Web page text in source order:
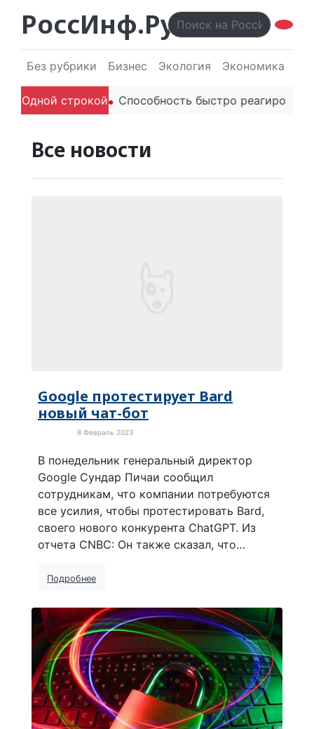
РоссИнф.Ру
Без рубрики Бизнес Экология Экономика
Одной строкой
в речи Способность быстро реагировать
Все новости
Google протестирует Bard
новый чат-бот
8 Февраль 2023
В понедельник генеральный директор
Google Сундар Пичаи сообщил
сотрудникам, что компании потребуются
все усилия, чтобы протестировать Bard,
своего нового конкурента ChatGPT. Из
отчета CNBC: Он также сказал, что…
Подробнее